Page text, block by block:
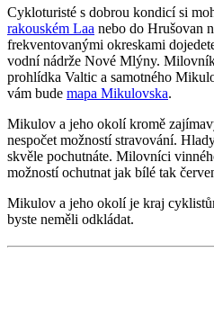
Cykloturisté s dobrou kondicí si
rakouském Laa nebo do Hrušovan
frekventovanými okreskami
vodní nádrže Nové Mlýny.
prohlídka Valtic a samotného
vám bude mapa Mikulovska.
Mikulov a jeho okolí kromě
nespočet možností stravování.
skvěle pochutnáte. Milovníci
možností ochutnat jak bílé tak
Mikulov a jeho okolí je kraj
byste neměli odkládat.